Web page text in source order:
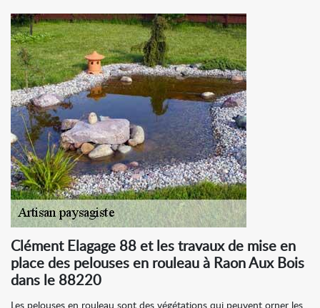
Clément Elagage 88 et les travaux de mise en
place des pelouses en rouleau à Raon Aux Bois
dans le 88220